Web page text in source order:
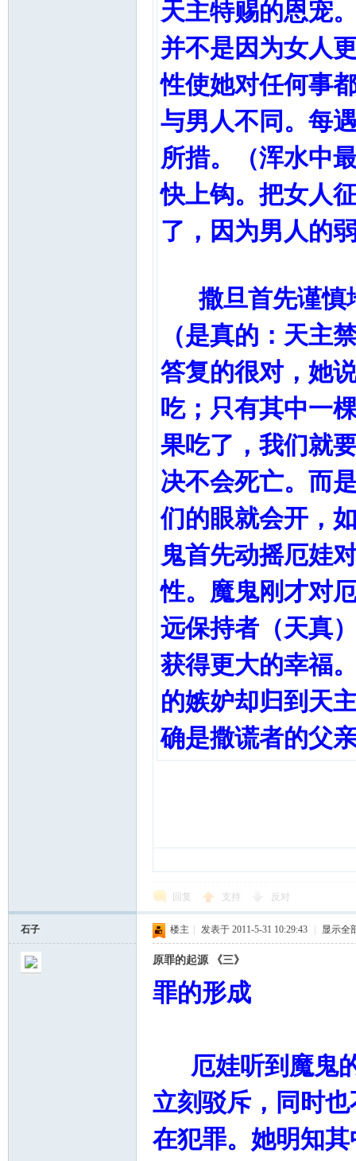
天主特赐的恩宠
并不是因为女人
性使她对任何事
与男人不同。每
所措。（浑水中
快上钩。把女人
了，因为男人的
撒旦首先谨慎
（是真的：天主
答复的很对，她
吃；只有其中一
果吃了，我们就
决不会死亡。而
们的眼就会开，
鬼首先动摇厄娃
性。魔鬼刚才对
远保持者（天真
获得更大的幸福
的嫉妒却归到天
确是撒谎者的父
回复 支持 反对
石子 楼主 发表于 2011-5-31 10:29:43 显示全
原罪的起源 《三》
罪的形成
厄娃听到魔鬼的
立刻驳斥，同时
在犯罪。她明知